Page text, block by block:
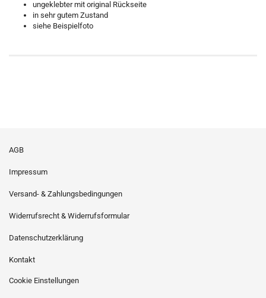
ungeklebter mit original Rückseite
in sehr gutem Zustand
siehe Beispielfoto
AGB
Impressum
Versand- & Zahlungsbedingungen
Widerrufsrecht & Widerrufsformular
Datenschutzerklärung
Kontakt
Cookie Einstellungen